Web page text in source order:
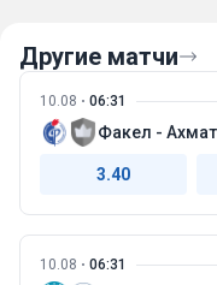
Другие матчи
10.08 06:31
Факел - Ахмат
3.40
10.08 06:31